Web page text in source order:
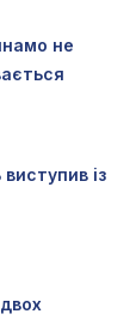
не
із